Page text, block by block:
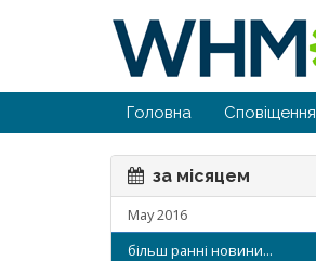
Головна Сповіщення
за місяцем
May 2016
більш ранні новини...